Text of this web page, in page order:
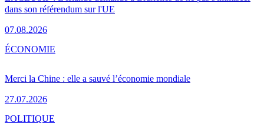
dans son référendum sur l'UE
07.08.2026
Merci la Chine : elle a sauvé l’économie mondiale
27.07.2026
ÉCONOMIE
POLITIQUE